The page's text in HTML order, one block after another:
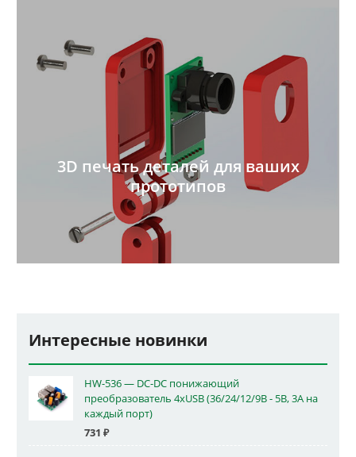
3D печать деталей для ваших
прототипов
Интересные новинки
HW-536 — DC-DC понижающий
преобразователь 4xUSB (36/24/12/9В - 5В, 3А на
каждый порт)
731 ₽